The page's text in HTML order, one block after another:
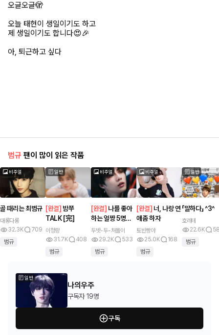
오글오글🫣
오늘 태현이 생일이기도 하고
제 생일이기도 합니다😍🎉
아, 퇴근하고 싶다
범규 팬이 많이 읽은 작품
비주얼
골 때리는 최범규
대롱다롱
32.3K
709
범규
일반
[완결] 밤쭈
TALK [完]
이청량
31.7K
408
범규
비주얼
[완결] 나를 좋아
하는 얼짱 5명을
만나보실래요?
두밧-두-처돌이
29.2K
533
범규
비주얼
[완결] 너, 나랑 연
애좀 하자
토빈빵야
25.0K
168
범규
일반
「말하다」 ^3^
호레테
22.6K
범규
일반
나의우주
구독자 19명
구독